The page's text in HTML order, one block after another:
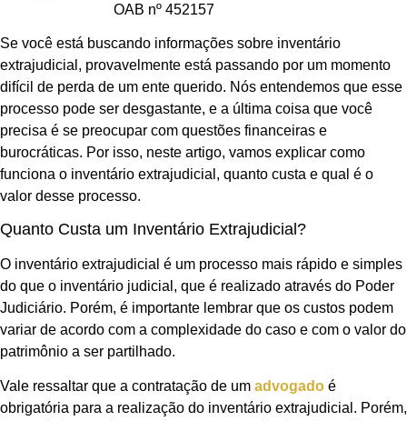
OAB nº 452157
Se você está buscando informações sobre inventário
extrajudicial, provavelmente está passando por um momento
difícil de perda de um ente querido. Nós entendemos que esse
processo pode ser desgastante, e a última coisa que você
precisa é se preocupar com questões financeiras e
burocráticas. Por isso, neste artigo, vamos explicar como
funciona o inventário extrajudicial, quanto custa e qual é o
valor desse processo.
Quanto Custa um Inventário Extrajudicial?
O inventário extrajudicial é um processo mais rápido e simples
do que o inventário judicial, que é realizado através do Poder
Judiciário. Porém, é importante lembrar que os custos podem
variar de acordo com a complexidade do caso e com o valor do
patrimônio a ser partilhado.
Vale ressaltar que a contratação de um advogado é
obrigatória para a realização do inventário extrajudicial. Porém,